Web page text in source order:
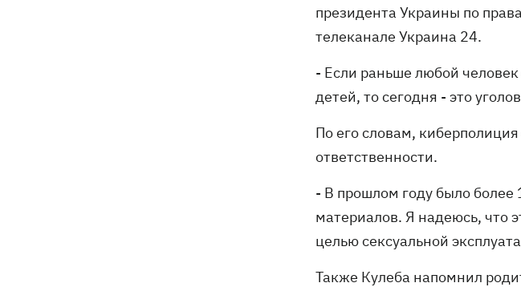
президента Украины по
телеканале Украина 24.
- Если раньше любой
детей, то сегодня - это
По его словам,
ответственности.
- В прошлом году было более
материалов. Я надеюсь, что
целью сексуальной
Также Кулеба напомнил